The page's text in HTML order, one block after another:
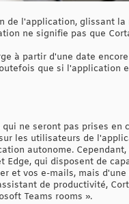
l'application, glissant
ne signifie pas que
à partir d'une date
que si l'application
ne seront pas prises en
les utilisateurs de
autonome.
qui disposent de
et vos e-mails, mais
de productivité,
Teams rooms ».